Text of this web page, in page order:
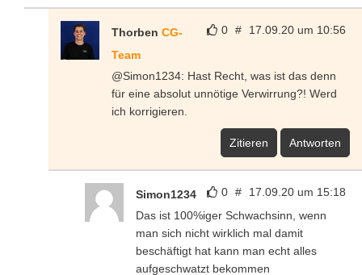
0 # 17.09.20 um 10:56
Thorben CG-
Team
@Simon1234: Hast Recht, was ist das denn
für eine absolut unnötige Verwirrung?! Werd
ich korrigieren.
Zitieren Antworten
0 # 17.09.20 um 15:18
Simon1234
Das ist 100%iger Schwachsinn, wenn
man sich nicht wirklich mal damit
beschäftigt hat kann man echt alles
aufgeschwatzt bekommen